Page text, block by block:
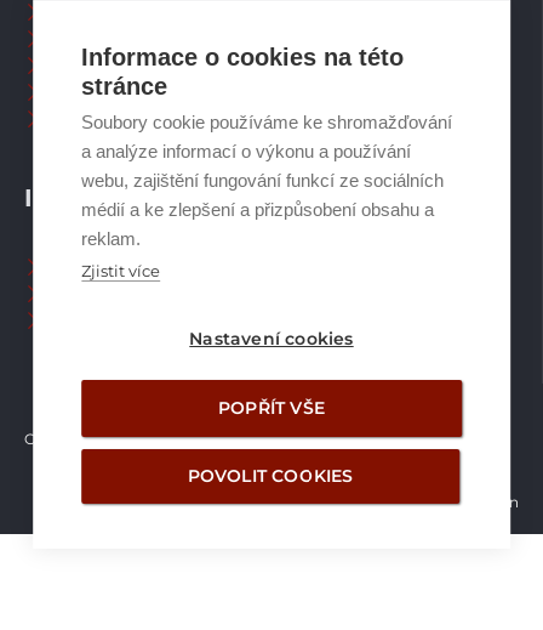
Informace o cookies na této
stránce
Soubory cookie používáme ke shromažďování
a analýze informací o výkonu a používání
webu, zajištění fungování funkcí ze sociálních
médií a ke zlepšení a přizpůsobení obsahu a
reklam.
Zjistit více
Nastavení cookies
POPŘÍT VŠE
POVOLIT COOKIES
INFORMACE
Naši pracovníci CZ
Spalinové systémy
Plynové kotle
Ostatní příslušenství
Copyright © Brilon a.s. 2026
Vytvořilo studio Žalud Design